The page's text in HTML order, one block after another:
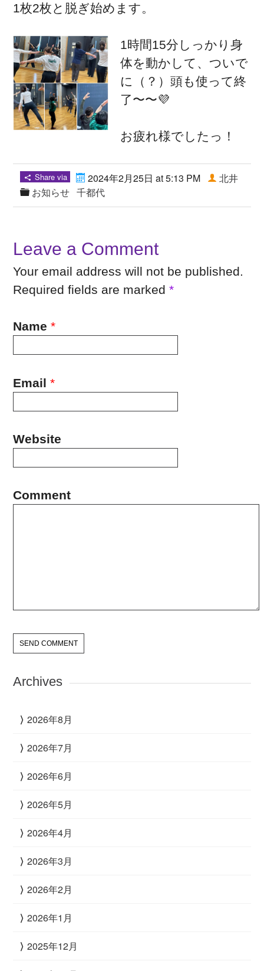
1枚2枚と脱ぎ始めます。
1時間15分しっかり身
体を動かして、ついで
に（？）頭も使って終
了〜〜💜
お疲れ様でしたっ！
Share via
2024年2月25日 at 5:13 PM
お知らせ
北井
千都代
Leave a Comment
Your email address will not be published.
Required fields are marked*
Name *
Email *
Website
Comment
Archives
2026年8月
2026年7月
2026年6月
2026年5月
2026年4月
2026年3月
2026年2月
2026年1月
2025年12月